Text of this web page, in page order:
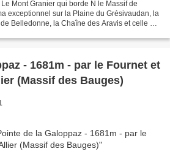
Mont Granier qui borde N le Massif de
exceptionnel sur la Plaine du Grésivaudan, la
Belledonne, la Chaîne des Aravis et celle du
- 1681m - par le Fournet et
(Massif des Bauges)